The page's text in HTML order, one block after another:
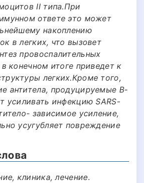
II типа.При
ответе это может
накоплению
в легких, что вызовет
провоспалительных
конечном итоге приведет к
легких.Кроме того,
антитела, продуцируемые В-
усиливать инфекцию SARS-
зависимое усиление,
усугубляет повреждение
клиника, лечение.